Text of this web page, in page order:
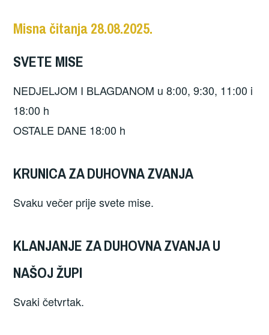
Misna čitanja 28.08.2025.
SVETE MISE
NEDJELJOM I BLAGDANOM u 8:00, 9:30, 11:00 i
18:00 h
OSTALE DANE 18:00 h
KRUNICA ZA DUHOVNA ZVANJA
Svaku večer prije svete mise.
KLANJANJE ZA DUHOVNA ZVANJA U
NAŠOJ ŽUPI
Svaki četvrtak.